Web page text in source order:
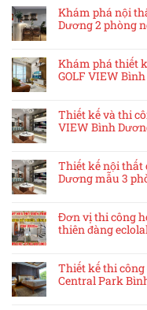
Khám phá nội
Dương 2 phòng
Khám phá thiết
GOLF VIEW
Thiết kế và thi
VIEW Bình
Thiết kế nội thất
Dương mẫu 3
Đơn vị thi công
thiên đàng
Thiết kế thi
Central Park